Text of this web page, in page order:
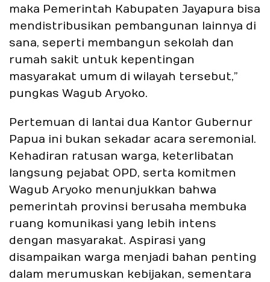
maka Pemerintah Kabupaten Jayapura bisa
mendistribusikan pembangunan lainnya di
sana, seperti membangun sekolah dan
rumah sakit untuk kepentingan
masyarakat umum di wilayah tersebut,”
pungkas Wagub Aryoko.
Pertemuan di lantai dua Kantor Gubernur
Papua ini bukan sekadar acara seremonial.
Kehadiran ratusan warga, keterlibatan
langsung pejabat OPD, serta komitmen
Wagub Aryoko menunjukkan bahwa
pemerintah provinsi berusaha membuka
ruang komunikasi yang lebih intens
dengan masyarakat. Aspirasi yang
disampaikan warga menjadi bahan penting
dalam merumuskan kebijakan, sementara